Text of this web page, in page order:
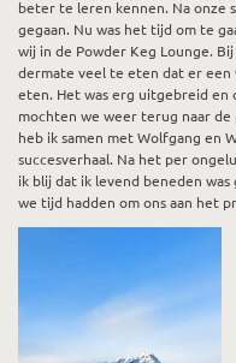
beter te leren kennen. Na onze
gegaan. Nu was het tijd om te
wij in de Powder Keg Lounge.
dermate veel te eten dat er een
eten. Het was erg uitgebreid en
mochten we weer terug naar
heb ik samen met Wolfgang en
succesverhaal. Na het per
ik blij dat ik levend beneden
we tijd hadden om ons aan het